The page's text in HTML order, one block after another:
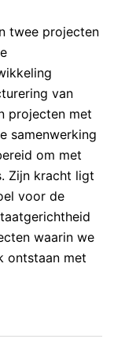
twee projecten
van
projecten met
samenwerking
om met
Zijn kracht ligt
voor de
waarin we
ontstaan met